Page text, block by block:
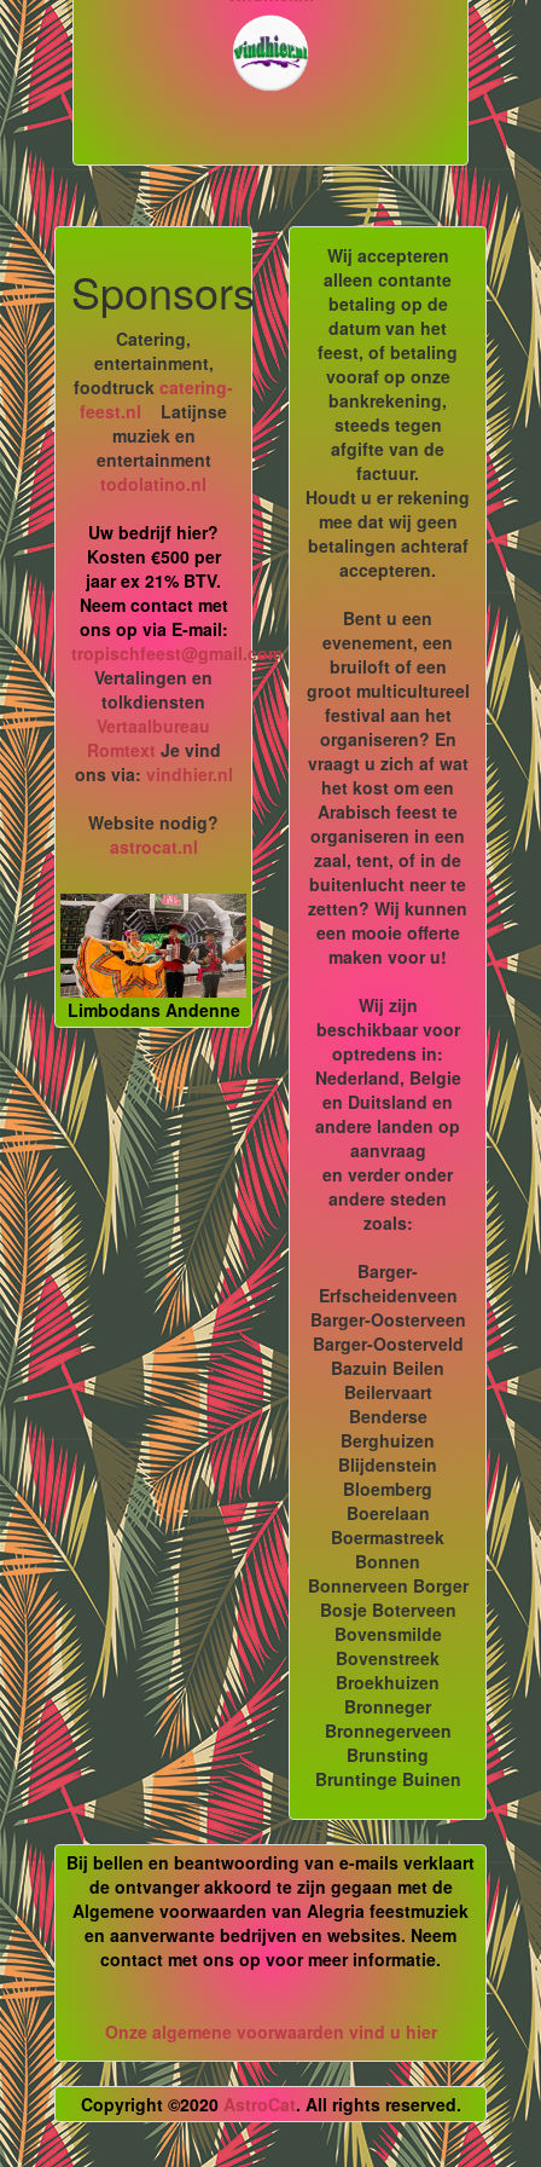
Sponsors
Catering,
entertainment,
foodtruck catering-
feest.nl Latijnse
muziek en
entertainment
todolatino.nl
Uw bedrijf hier?
Kosten €500 per
jaar ex 21% BTV.
Neem contact met
ons op via E-mail:
tropischfeest@gmail.com
Vertalingen en
tolkdiensten
Vertaalbureau
Romtext Je vind
ons via: vindhier.nl
Website nodig?
astrocat.nl
Limbodans Andenne
Wij accepteren
alleen contante
betaling op de
datum van het
feest, of betaling
vooraf op onze
bankrekening,
steeds tegen
afgifte van de
factuur.
Houdt u er rekening
mee dat wij geen
betalingen achteraf
accepteren.
Bent u een
evenement, een
bruiloft of een
groot multicultureel
festival aan het
organiseren? En
vraagt u zich af wat
het kost om een
Arabisch feest te
organiseren in een
zaal, tent, of in de
buitenlucht neer te
zetten? Wij kunnen
een mooie offerte
maken voor u!
Wij zijn
beschikbaar voor
optredens in:
Nederland, Belgie
en Duitsland en
andere landen op
aanvraag
en verder onder
andere steden
zoals:
Barger-
Erfscheidenveen
Barger-Oosterveen
Barger-Oosterveld
Bazuin Beilen
Beilervaart
Benderse
Berghuizen
Blijdenstein
Bloemberg
Boerelaan
Boermastreek
Bonnen
Bonnerveen Borger
Bosje Boterveen
Bovensmilde
Bovenstreek
Broekhuizen
Bronneger
Bronnegerveen
Brunsting
Bruntinge Buinen
Bij bellen en beantwoording van e-mails verklaart
de ontvanger akkoord te zijn gegaan met de
Algemene voorwaarden van Alegria feestmuziek
en aanverwante bedrijven en websites. Neem
contact met ons op voor meer informatie.
Onze algemene voorwaarden vind u hier
Copyright ©2020 AstroCat. All rights reserved.